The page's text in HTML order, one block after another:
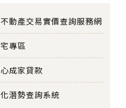
動產交易實價查詢服務網
專區
成家貸款
潛勢查詢系統